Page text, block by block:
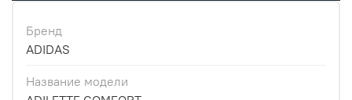
Бренд
ADIDAS
Название модели